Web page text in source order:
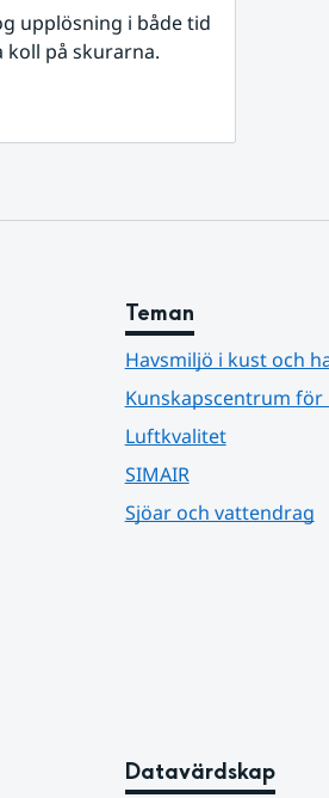
upplösning i både tid
koll på skurarna.
Teman
Havsmiljö i kust och
Kunskapscentrum
Luftkvalitet
SIMAIR
Sjöar och vattendrag
Datavärdskap